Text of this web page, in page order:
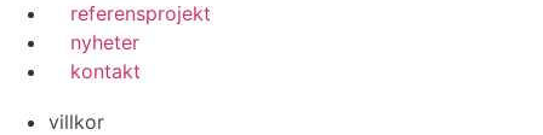
referensprojekt
nyheter
kontakt
villkor